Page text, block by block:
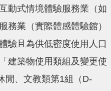
動式情境體驗服務業（如
務業（實際體感體驗館）
驗且為供低密度使用人口
建築物使用類組及變更使
閒、文教類第1組（D-